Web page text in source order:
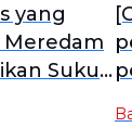
yang
Suku